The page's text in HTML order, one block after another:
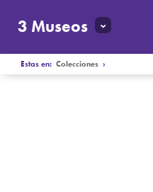
3 Museos
Estas en:Colecciones ›